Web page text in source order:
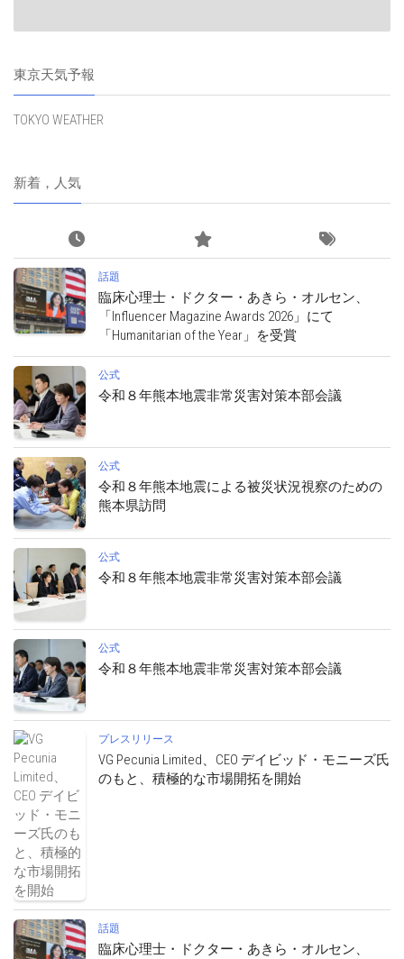
東京天気予報
TOKYO WEATHER
新着，人気
話題
臨床心理士・ドクター・あきら・オルセン、
「Influencer Magazine Awards 2026」にて
「Humanitarian of the Year」を受賞
公式
令和８年熊本地震非常災害対策本部会議
公式
令和８年熊本地震による被災状況視察のための
熊本県訪問
公式
令和８年熊本地震非常災害対策本部会議
公式
令和８年熊本地震非常災害対策本部会議
プレスリリース
VG Pecunia Limited、CEO デイビッド・モニーズ氏
のもと、積極的な市場開拓を開始
話題
臨床心理士・ドクター・あきら・オルセン、